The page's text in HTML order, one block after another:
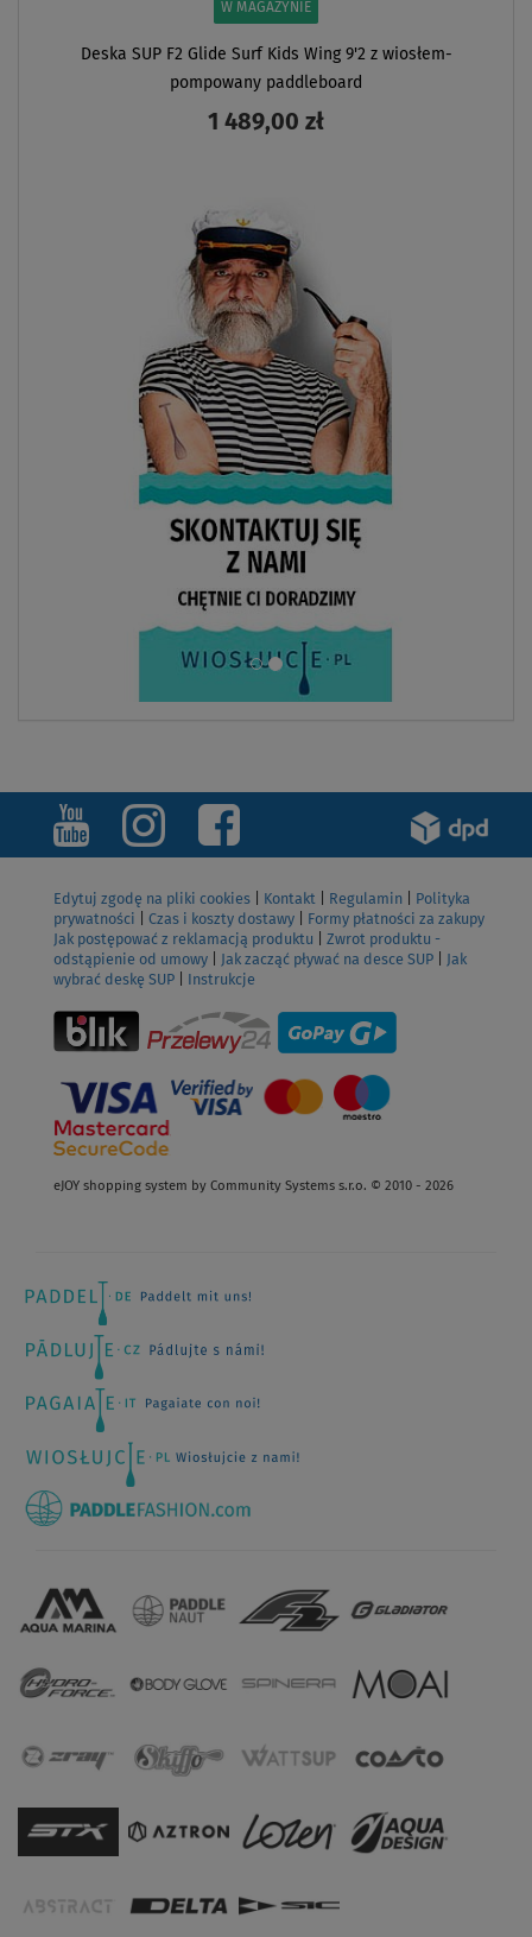
W MAGAZYNIE
Deska SUP F2 Glide Surf Kids Wing 9'2 z wiosłem-
pompowany paddleboard
1 489,00 zł
ZOBACZ
Edytuj zgodę na pliki cookies Kontakt Regulamin
Polityka
prywatności
Czas i koszty dostawy
Formy płatności za zakupy
Jak postępować z reklamacją produktu
Zwrot produktu -
odstąpienie od umowy
Jak zacząć pływać na desce SUP
Jak
wybrać deskę SUP
Instrukcje
eJOY shopping system by Community Systems s.r.o. © 2010 - 2026